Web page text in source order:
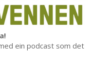
ein podcast som det